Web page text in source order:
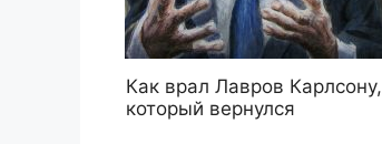
Как врал Лавров Карлсону,
который вернулся